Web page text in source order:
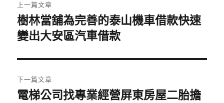
章
導
覽
上一篇文章
上
一
文
章:
樹林當舖為完善的泰山機車借款快速
變出大安區汽車借款
下一篇文章
下
電梯公司找專業經營屏東房屋二胎擔